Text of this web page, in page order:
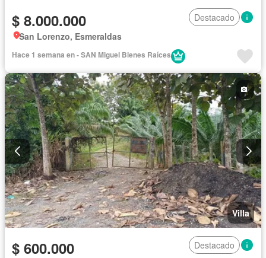
$ 8.000.000
Destacado
San Lorenzo, Esmeraldas
Hace 1 semana en - SAN Miguel Bienes Raíces
Villa
$ 600.000 Destacado